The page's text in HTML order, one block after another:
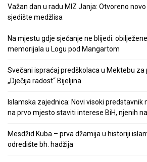
Važan dan u radu MIZ Janja: Otvoreno
sjedište medžlisa
Na mjestu gdje sjećanje ne blijedi:
memorijala u Logu pod Mangartom
Svečani ispraćaj predškolaca u Mektebu
„Dječija radost“ Bijeljina
Islamska zajednica: Novi visoki predstavnik
na prvo mjesto staviti interese BiH, njenih
Mesdžid Kuba – prva džamija u historiji
odredište bh. hadžija